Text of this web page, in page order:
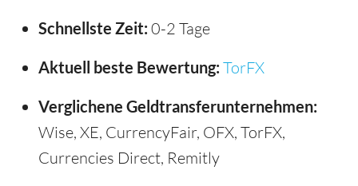
Schnellste Zeit: 0-2 Tage
Aktuell beste Bewertung: TorFX
Verglichene Geldtransferunternehmen:
Wise, XE, CurrencyFair, OFX, TorFX,
Currencies Direct, Remitly